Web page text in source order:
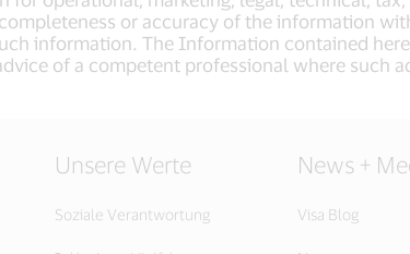
or accuracy of the information
information. The Information contained
of a competent professional where such
Unsere Werte
Soziale Verantwortung
News +
Visa Blog